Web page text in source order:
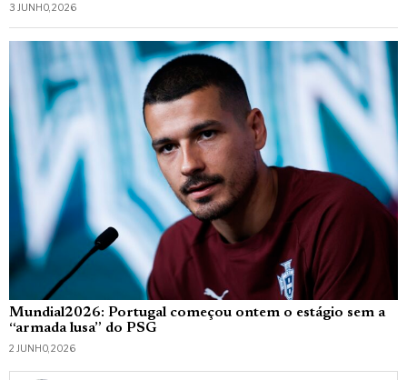
3 JUNHO, 2026
Mundial2026: Portugal começou ontem o estágio sem a
“armada lusa” do PSG
2 JUNHO, 2026